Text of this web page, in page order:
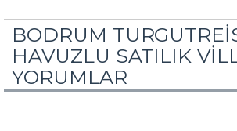
BODRUM
HAVUZLU SATILIK
YORUMLAR